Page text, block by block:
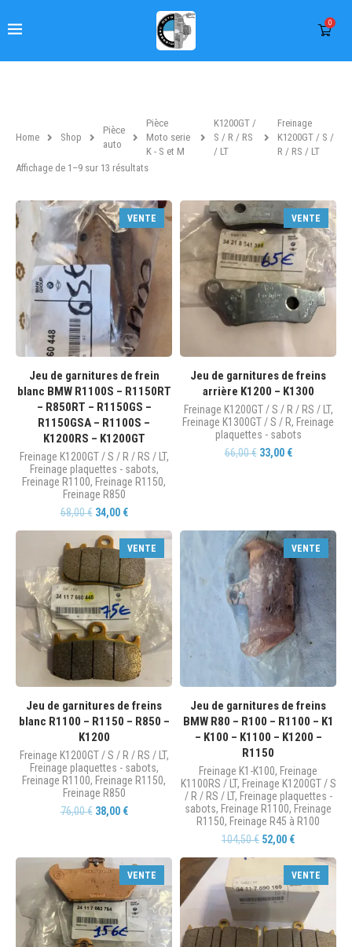
0
Home Shop
Pièce
auto
Pièce
Moto serie
K - S et M
K1200GT /
S / R / RS
/ LT
Freinage
K1200GT / S /
R / RS / LT
Affichage de 1–9 sur 13 résultats
VENTE
Jeu de garnitures de frein
blanc BMW R1100S – R1150RT
– R850RT – R1150GS –
R1150GSA – R1100S –
K1200RS – K1200GT
Freinage K1200GT / S / R / RS / LT,
Freinage plaquettes - sabots,
Freinage R1100, Freinage R1150,
Freinage R850
68,00€ 34,00 €
VENTE
Jeu de garnitures de freins
arrière K1200 – K1300
Freinage K1200GT / S / R / RS / LT,
Freinage K1300GT / S / R, Freinage
plaquettes - sabots
66,00€ 33,00 €
VENTE
Jeu de garnitures de freins
blanc R1100 – R1150 – R850 –
K1200
Freinage K1200GT / S / R / RS / LT,
Freinage plaquettes - sabots,
Freinage R1100, Freinage R1150,
Freinage R850
76,00€ 38,00 €
VENTE
Jeu de garnitures de freins
BMW R80 – R100 – R1100 – K1
– K100 – K1100 – K1200 –
R1150
Freinage K1-K100, Freinage
K1100RS / LT, Freinage K1200GT / S
/ R / RS / LT, Freinage plaquettes -
sabots, Freinage R1100, Freinage
R1150, Freinage R45 à R100
104,50€ 52,00 €
VENTE VENTE